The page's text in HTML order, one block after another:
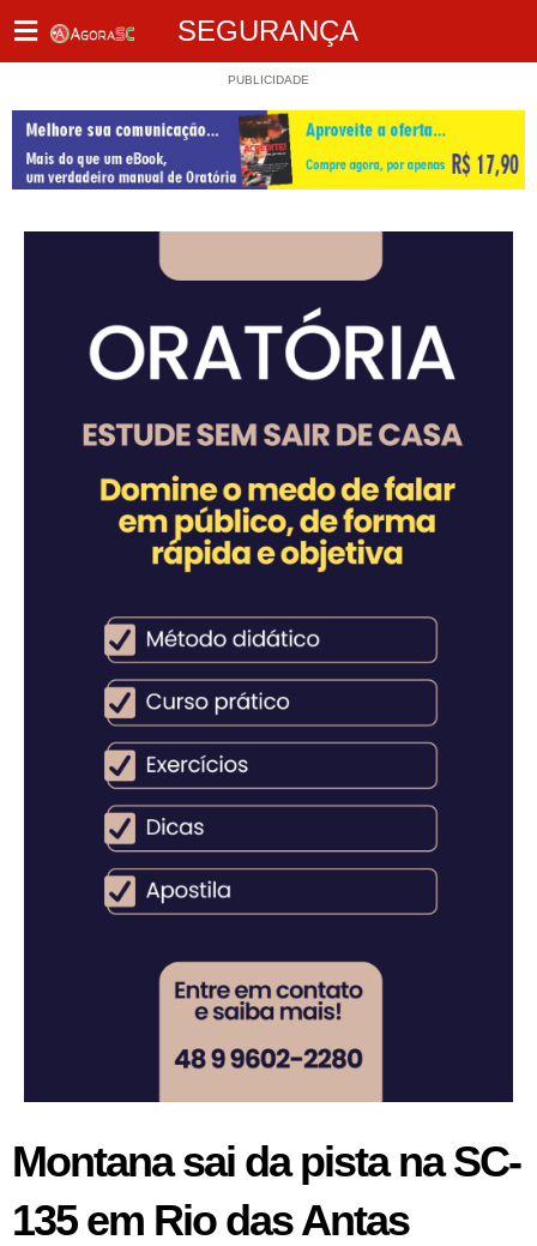
SEGURANÇA
PUBLICIDADE
Montana sai da pista na SC-
135 em Rio das Antas